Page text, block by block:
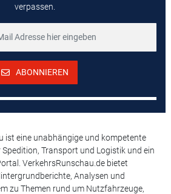
verpassen.
ABONNIEREN
ist eine unabhängige und kompetente
Transport und Logistik und ein
VerkehrsRunschau.de bietet
Analysen und
zu Themen rund um Nutzfahrzeuge,